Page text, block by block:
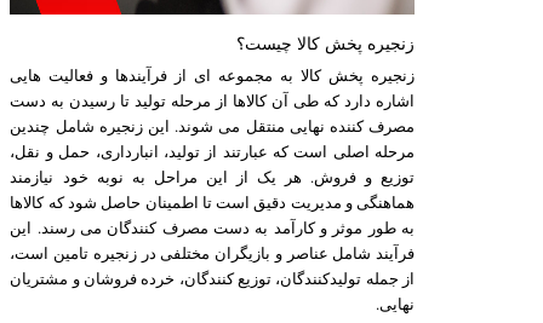
زنجیره پخش کالا چیست؟
زنجیره پخش کالا به مجموعه ای از فرآیندها و فعالیت هایی
اشاره دارد که طی آن کالاها از مرحله تولید تا رسیدن به دست
مصرف کننده نهایی منتقل می شوند. این زنجیره شامل چندین
مرحله اصلی است که عبارتند از تولید، انبارداری، حمل و نقل،
توزیع و فروش. هر یک از این مراحل به نوبه خود نیازمند
هماهنگی و مدیریت دقیق است تا اطمینان حاصل شود که کالاها
به طور موثر و کارآمد به دست مصرف کنندگان می رسند. این
فرآیند شامل عناصر و بازیگران مختلفی در زنجیره تامین است،
از جمله تولیدکنندگان، توزیع کنندگان، خرده فروشان و مشتریان
نهایی.